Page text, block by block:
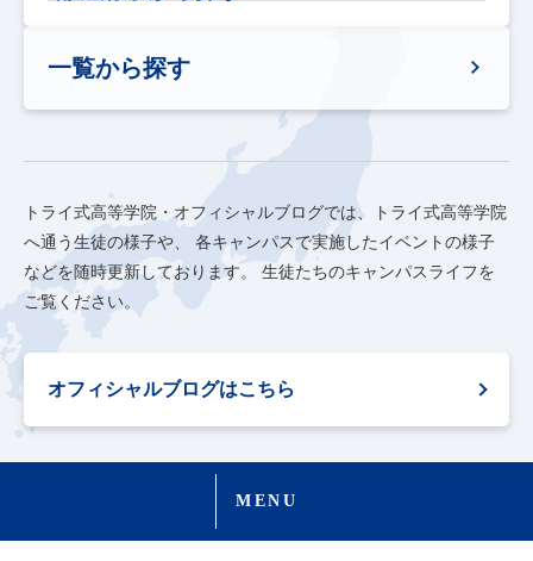
一覧から探す
トライ式高等学院・オフィシャルブログでは、トライ式高等学院
へ通う生徒の様子や、
各キャンパスで実施したイベントの様子
などを随時更新しております。
生徒たちのキャンパスライフを
ご覧ください。
オフィシャルブログはこちら
MENU